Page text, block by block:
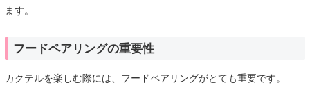
ます。
フードペアリングの重要性
カクテルを楽しむ際には、フードペアリングがとても重要です。